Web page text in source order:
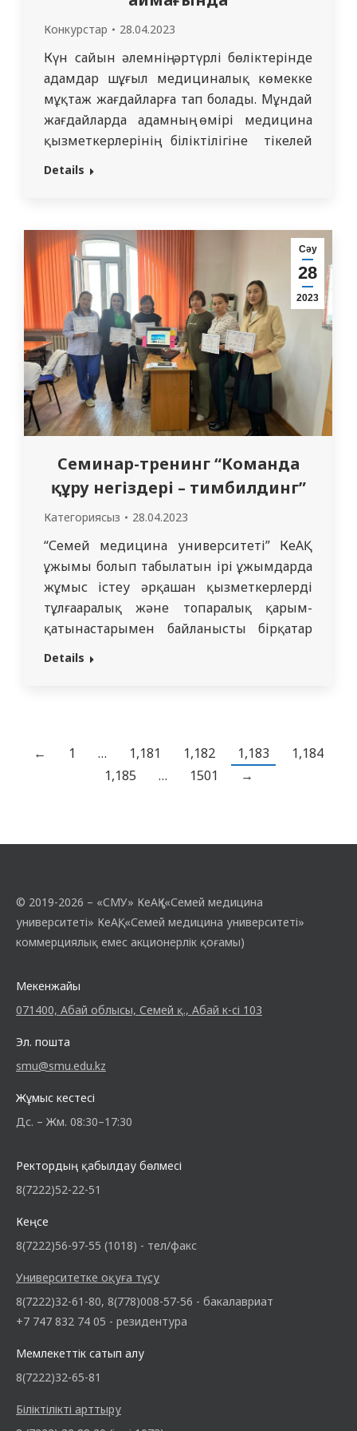
Конкурстар 28.04.2023
Күн сайын әлемнің әртүрлі бөліктерінде
адамдар шұғыл медициналық көмекке
мұқтаж жағдайларға тап болады. Мұндай
жағдайларда адамның өмірі медицина
қызметкерлерінің біліктілігіне тікелей
байланысты. 2023 жылдың 27 сәуірінде
бірлесе отырып, 5 курс студенттері ЖМФ
арасында Семей медицина
университетінің 70 жылдығына арналған
«Төтенше жағдай аймағында»
олимпиадасының 2 кезеңін…
Details
Сәу
28
2023
Семинар-тренинг “Команда
құру негіздері – тимбилдинг”
Категориясыз 28.04.2023
“Семей медицина университеті” КеАҚ
ұжымы болып табылатын ірі ұжымдарда
жұмыс істеу әрқашан қызметкерлердің
тұлғааралық және топаралық қарым-
қатынастарымен байланысты бірқатар
қиындықтармен ұштасады. Университет
түсінбеушілікке байланысты көптеген
кәсіби міндеттерді ұтқыр шеше
Details
← 1 … 1,181 1,182 1,183
1,184
1,185
… 1501 →
© 2019-2026 – «СМУ» КеАҚ («Семей медицина
университеті» КеАҚ, «Семей медицина университеті»
коммерциялық емес акционерлік қоғамы)
Мекенжайы
071400, Абай облысы, Семей қ., Абай к-сі 103
Эл. пошта
smu@smu.edu.kz
Жұмыс кестесі
Дс. – Жм. 08:30–17:30
Ректордың қабылдау бөлмесі
8(7222)52-22-51
Кеңсе
8(7222)56-97-55 (1018) - тел/факс
Университетке оқуға түсу
8(7222)32-61-80, 8(778)008-57-56 - бакалавриат
+7 747 832 74 05 - резидентура
Мемлекеттік сатып алу
8(7222)32-65-81
Біліктілікті арттыру